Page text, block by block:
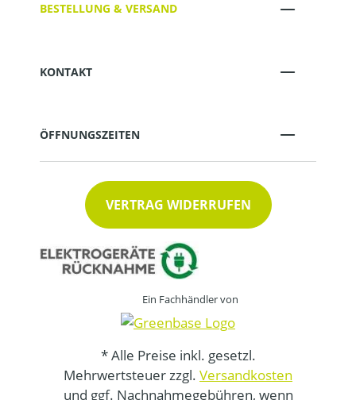
BESTELLUNG & VERSAND
KONTAKT
ÖFFNUNGSZEITEN
VERTRAG WIDERRUFEN
Ein Fachhändler von
* Alle Preise inkl. gesetzl.
Mehrwertsteuer zzgl. Versandkosten
und ggf. Nachnahmegebühren, wenn